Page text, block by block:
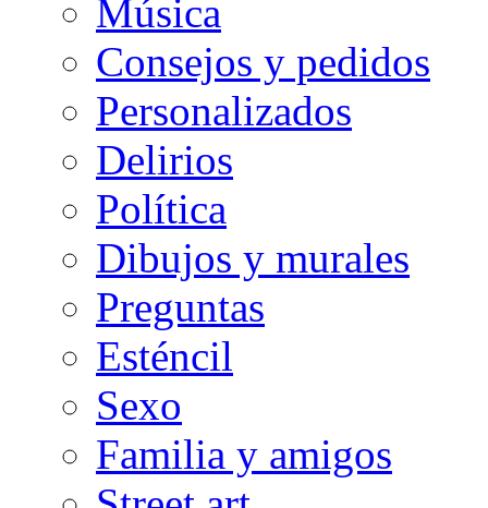
Música
Consejos y pedidos
Personalizados
Delirios
Política
Dibujos y murales
Preguntas
Esténcil
Sexo
Familia y amigos